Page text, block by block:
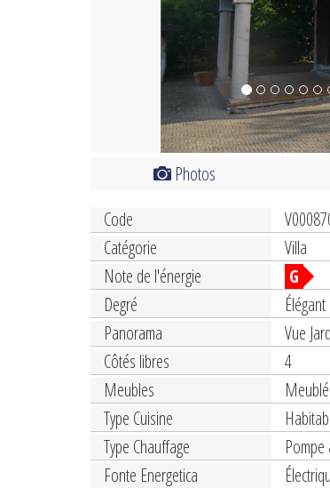
Photos
Code
Catégorie Villa
Note de l'énergie
G
Degré
Élégant
Panorama
Vue
Côtés libres
4
Meubles
Meublé
Type Cuisine
Type Chauffage
Fonte Energetica